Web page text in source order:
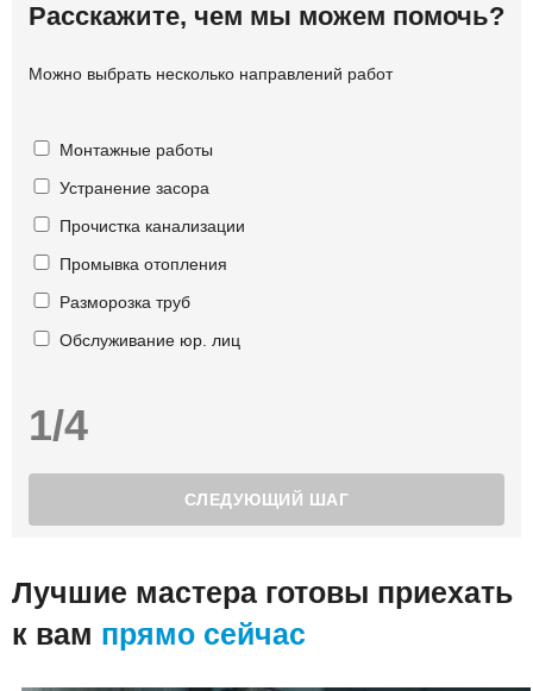
Расскажите, чем мы можем помочь?
Можно выбрать несколько направлений работ
Монтажные работы
Устранение засора
Прочистка канализации
Промывка отопления
Разморозка труб
Обслуживание юр. лиц
1/4
Лучшие мастера готовы приехать
к вам прямо сейчас